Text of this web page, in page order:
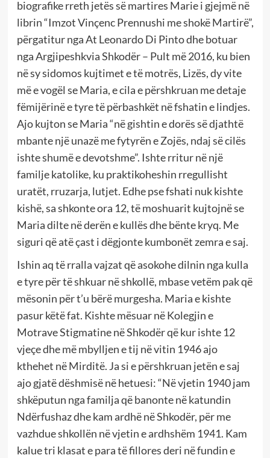
biografike rreth jetës së martires Marie i gjejmë në
librin “Imzot Vinçenc Prennushi me shokë Martirë”,
përgatitur nga At Leonardo Di Pinto dhe botuar
nga Argjipeshkvia Shkodër – Pult më 2016, ku bien
në sy sidomos kujtimet e të motrës, Lizës, dy vite
më e vogël se Maria, e cila e përshkruan me detaje
fëmijërinë e tyre të përbashkët në fshatin e lindjes.
Ajo kujton se Maria “në gishtin e dorës së djathtë
mbante një unazë me fytyrën e Zojës, ndaj së cilës
ishte shumë e devotshme”. Ishte rritur në një
familje katolike, ku praktikoheshin rregullisht
uratët, rruzarja, lutjet. Edhe pse fshati nuk kishte
kishë, sa shkonte ora 12, të moshuarit kujtojnë se
Maria dilte në derën e kullës dhe bënte kryq. Me
siguri që atë çast i dëgjonte kumbonët zemra e saj.
Ishin aq të rralla vajzat që asokohe dilnin nga kulla
e tyre për të shkuar në shkollë, mbase vetëm pak që
mësonin për t’u bërë murgesha. Maria e kishte
pasur këtë fat. Kishte mësuar në Kolegjin e
Motrave Stigmatine në Shkodër që kur ishte 12
vjeçe dhe më mbylljen e tij në vitin 1946 ajo
kthehet në Mirditë. Ja si e përshkruan jetën e saj
ajo gjatë dëshmisë në hetuesi: “Në vjetin 1940 jam
shkëputun nga familja që banonte në katundin
Ndërfushaz dhe kam ardhë në Shkodër, për me
vazhdue shkollën në vjetin e ardhshëm 1941. Kam
kalue tri klasat e para të fillores deri në fundin e